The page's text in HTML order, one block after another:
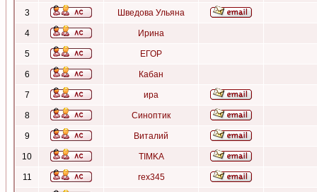
3 Шведова Ульяна
4 Ирина
5 ЕГОР
6 Кабан
7 ира
8 Синоптик
9 Виталий
10 TIMKA
11 rex345